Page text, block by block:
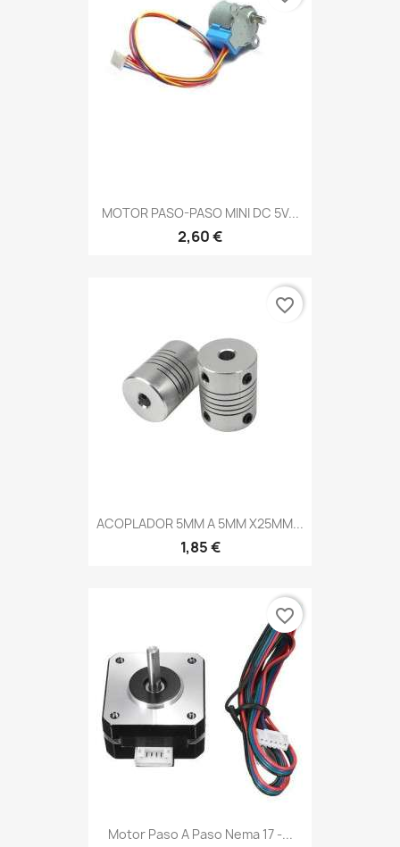
MOTOR PASO-PASO MINI DC 5V...
2,60 €
ACOPLADOR 5MM A 5MM X25MM...
1,85 €
favorite_border
Motor Paso A Paso Nema 17 -...
favorite_border